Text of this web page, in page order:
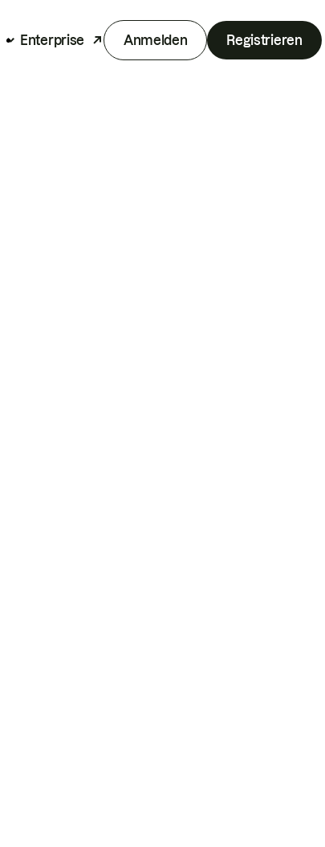
Enterprise Anmelden Registrieren